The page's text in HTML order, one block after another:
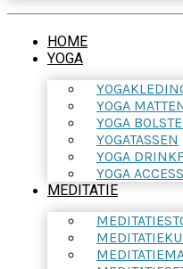
HOME
YOGA
YOGA
YOGA
YOGATASSEN
YOGA
YOGA
MEDITATIE